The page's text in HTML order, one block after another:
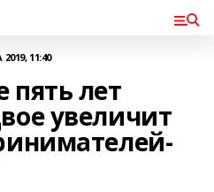
11:40
лет
увеличит